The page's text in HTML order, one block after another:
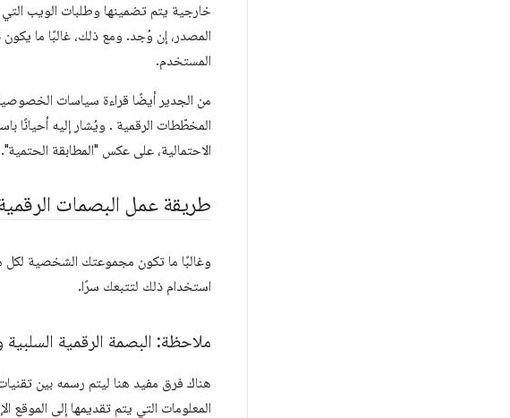
خارجية يتم تضمينها وطلبات الويب
المصدر، إن وُجد. ومع ذلك، غالبًا ما
المستخدم.
من الجدير أيضًا قراءة سياسات
المخطّطات الرقمية . ويُشار إليه أحيانًا
الاحتمالية، على عكس "المطابقة الحتمية".
طريقة عمل البصمات
وغالبًا ما تكون مجموعتك الشخصية لكل
استخدام ذلك لتتبعك سرًا.
ملاحظة: البصمة الرقمية السلبية
هناك فرق مفيد هنا ليتم رسمه بين
المعلومات التي يتم تقديمها إلى